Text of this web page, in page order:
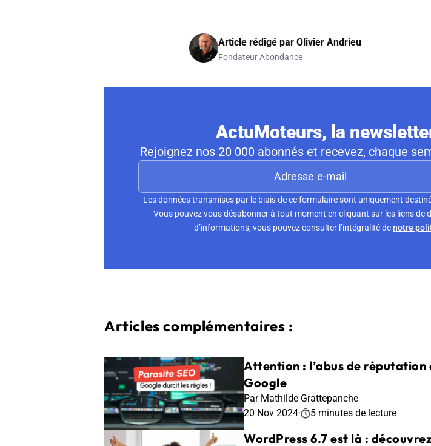
Article rédigé par Olivier Andrieu
Fondateur Abondance
ActuMoteurs, la
Rejoignez nos 20 000 abonnés et recevez, chaque
Les données transmises par le biais de ce formulaire sont uniquement
Vous pouvez vous désabonner à tout moment en cliquant sur les liens
d’informations, vous pouvez consulter l’intégralité denotre
Articles complémentaires :
Attention : l’abus de
Google
Par Mathilde Grattepanche
20 Nov 2024· 5 minutes de lecture
WordPress 6.7 est là :